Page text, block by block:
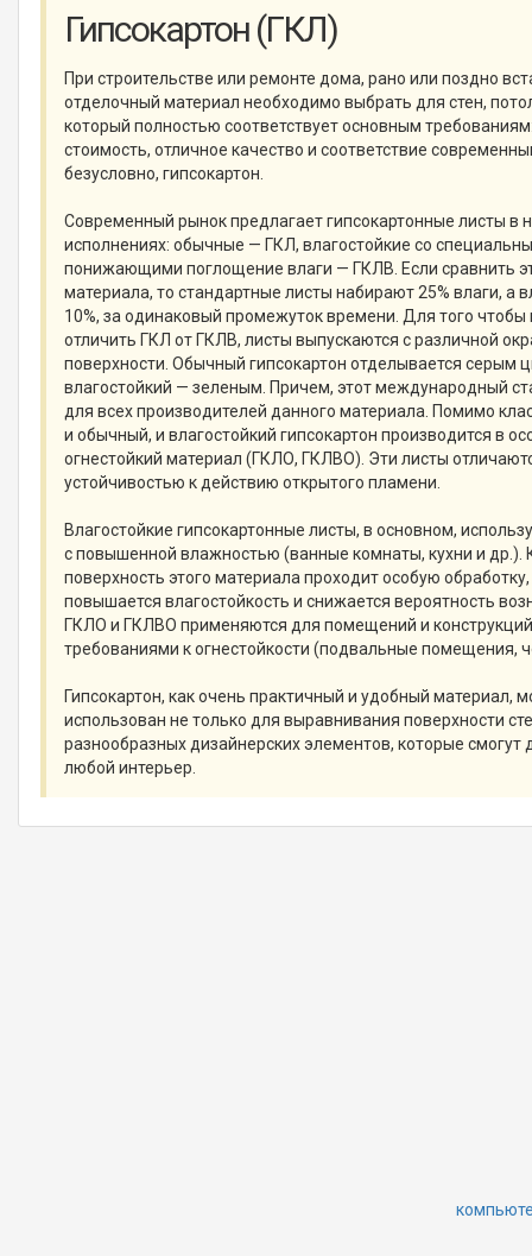
Гипсокартон (ГКЛ)
При строительстве или ремонте дома, рано или поздно
отделочный материал необходимо выбрать для стен,
который полностью соответствует основным
стоимость, отличное качество и соответствие
безусловно, гипсокартон.
Современный рынок предлагает гипсокартонные листы в
исполнениях: обычные — ГКЛ, влагостойкие со
понижающими поглощение влаги — ГКЛВ. Если сравнить
материала, то стандартные листы набирают 25% влаги, а
10%, за одинаковый промежуток времени. Для того
отличить ГКЛ от ГКЛВ, листы выпускаются с различной
поверхности. Обычный гипсокартон отделывается серым
влагостойкий — зеленым. Причем, этот международный
для всех производителей данного материала. Помимо
и обычный, и влагостойкий гипсокартон производится в
огнестойкий материал (ГКЛО, ГКЛВО). Эти листы
устойчивостью к действию открытого пламени.
Влагостойкие гипсокартонные листы, в основном,
с повышенной влажностью (ванные комнаты, кухни и др.).
поверхность этого материала проходит особую
повышается влагостойкость и снижается вероятность
ГКЛО и ГКЛВО применяются для помещений и
требованиями к огнестойкости (подвальные помещения,
Гипсокартон, как очень практичный и удобный материал,
использован не только для выравнивания поверхности
разнообразных дизайнерских элементов, которые смогут
любой интерьер.